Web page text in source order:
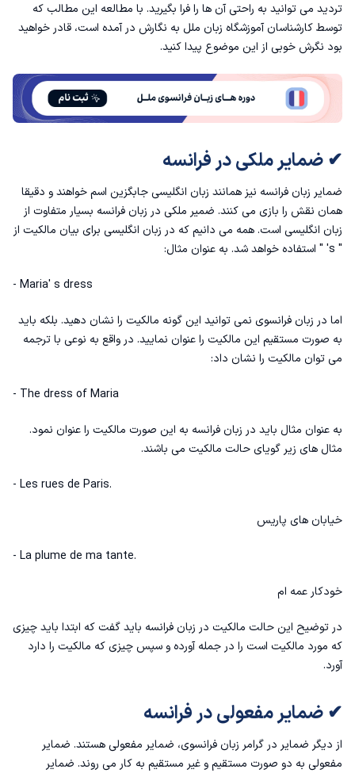
✔ ضمایر فاعلی در فرانسه
✔ ضمایر اشاره در فرانسه
✔ ضمایر موصولی در فرانسه
✔ ضمیر y در فرانسه
تردید می توانید به راحتی آن ها را فرا بگیرید. با مطالعه این مطالب که
توسط کارشناسان آموزشگاه زبان ملل به نگارش در آمده است، قادر خواهید
بود نگرش خوبی از این موضوع پیدا کنید.
✔ ضمایر ملکی در فرانسه
ضمایر زبان فرانسه نیز همانند زبان انگلیسی جابگزین اسم خواهند و دقیقا
همان نقش را بازی می کنند. ضمیر ملکی در زبان فرانسه بسیار متفاوت از
زبان انگلیسی است. همه می دانیم که در زبان انگلیسی برای بیان مالکیت از
" s' " استفاده خواهد شد. به عنوان مثال:
- Maria' s dress
اما در زبان فرانسوی نمی توانید این گونه مالکیت را نشان دهید. بلکه باید
به صورت مستقیم این مالکیت را عنوان نمایید. در واقع به نوعی با ترجمه
می توان مالکیت را نشان داد:
- The dress of Maria
به عنوان مثال باید در زبان فرانسه به این صورت مالکیت را عنوان نمود.
مثال های زیر گویای حالت مالکیت می باشند.
- Les rues de Paris.
خیابان های پاریس
- La plume de ma tante.
خودکار عمه ام
در توضیح این حالت مالکیت در زبان فرانسه باید گفت که ابتدا باید چیزی
که مورد مالکیت است را در جمله آورده و سپس چیزی که مالکیت را دارد
آورد.
✔ ضمایر مفعولی در فرانسه
از دیگر ضمایر در گرامر زبان فرانسوی، ضمایر مفعولی هستند‌. ضمایر
مفعولی به دو صورت مستقیم و غیر مستقیم به کار می روند. ضمایر